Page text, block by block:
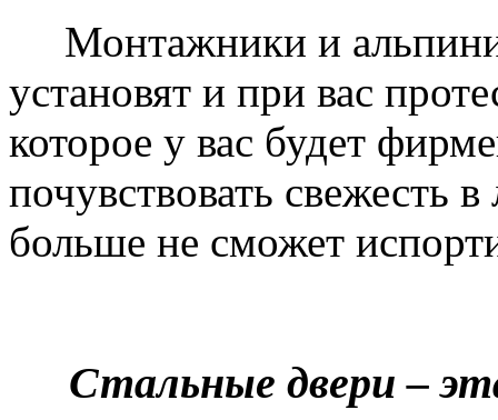
Монтажники и
установят и при вас
которое у вас будет
почувствовать свежесть
больше не сможет
Стальные двери –